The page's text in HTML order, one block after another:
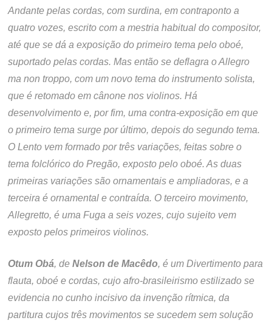
Andante pelas cordas, com surdina, em contraponto a
quatro vozes, escrito com a mestria habitual do compositor,
até que se dá a exposição do primeiro tema pelo oboé,
suportado pelas cordas. Mas então se deflagra o Allegro
ma non troppo, com um novo tema do instrumento solista,
que é retomado em cânone nos violinos. Há
desenvolvimento e, por fim, uma contra-exposição em que
o primeiro tema surge por último, depois do segundo tema.
O Lento vem formado por três variações, feitas sobre o
tema folclórico do Pregão, exposto pelo oboé. As duas
primeiras variações são ornamentais e ampliadoras, e a
terceira é ornamental e contraída. O terceiro movimento,
Allegretto, é uma Fuga a seis vozes, cujo sujeito vem
exposto pelos primeiros violinos.
Otum Obá, deNelson de Macêdo, é um Divertimento para
flauta, oboé e cordas, cujo afro-brasileirismo estilizado se
evidencia no cunho incisivo da invenção rítmica, da
partitura cujos três movimentos se sucedem sem solução